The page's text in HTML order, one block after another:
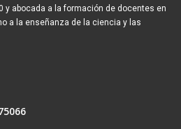
y abocada a la formación de docentes en
a la enseñanza de la ciencia y las